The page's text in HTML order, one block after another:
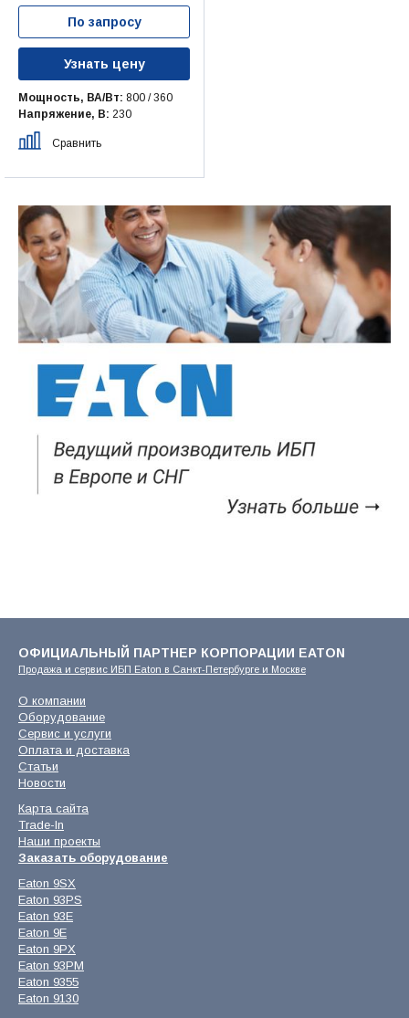
По запросу
Узнать цену
Мощность, ВА/Вт: 800 / 360
Напряжение, В: 230
Сравнить
ОФИЦИАЛЬНЫЙ ПАРТНЕР КОРПОРАЦИИ EATON
Продажа и сервис ИБП Eaton в Санкт-Петербурге и Москве
О компании
Оборудование
Сервис и услуги
Оплата и доставка
Статьи
Новости
Карта сайта
Trade-In
Наши проекты
Заказать оборудование
Eaton 9SX
Eaton 93PS
Eaton 93E
Eaton 9E
Eaton 9PX
Eaton 93PM
Eaton 9355
Eaton 9130